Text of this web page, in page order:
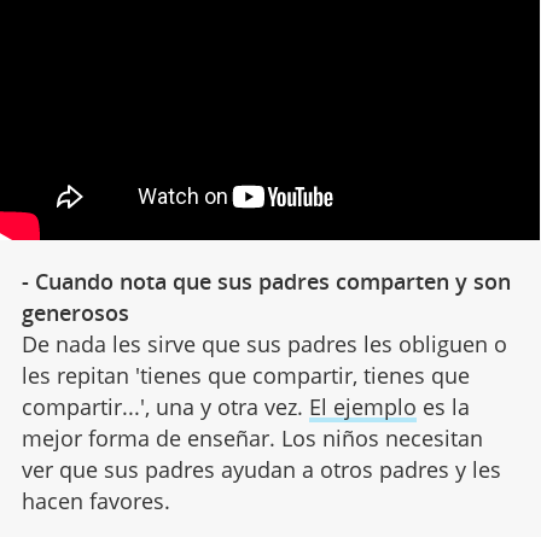
- Cuando nota que sus padres comparten y son
generosos
De nada les sirve que sus padres les obliguen o
les repitan 'tienes que compartir, tienes que
compartir...', una y otra vez. El ejemplo es la
mejor forma de enseñar. Los niños necesitan
ver que sus padres ayudan a otros padres y les
hacen favores.